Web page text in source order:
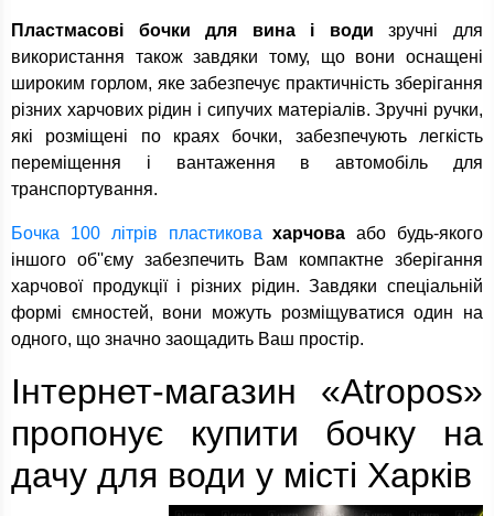
Пластмасові бочки для вина і води зручні для
використання також завдяки тому, що вони оснащені
широким горлом, яке забезпечує практичність зберігання
різних харчових рідин і сипучих матеріалів. Зручні ручки,
які розміщені по краях бочки, забезпечують легкість
переміщення і вантаження в автомобіль для
транспортування.
Бочка 100 літрів пластикова харчоваабо будь-якого
іншого об''єму забезпечить Вам компактне зберігання
харчової продукції і різних рідин. Завдяки спеціальній
формі ємностей, вони можуть розміщуватися один на
одного, що значно заощадить Ваш простір.
Інтернет-магазин «Atropos»
пропонує купити бочку на
дачу для води у місті Харків